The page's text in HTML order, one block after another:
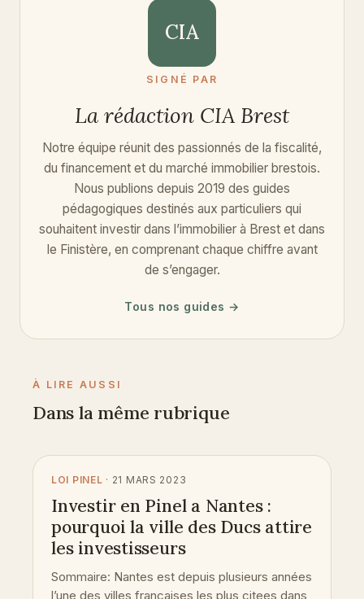
CIA
SIGNÉ PAR
La rédaction CIA Brest
Notre équipe réunit des passionnés de la fiscalité,
du financement et du marché immobilier brestois.
Nous publions depuis 2019 des guides
pédagogiques destinés aux particuliers qui
souhaitent investir dans l’immobilier à Brest et dans
le Finistère, en comprenant chaque chiffre avant
de s’engager.
Tous nos guides →
À LIRE AUSSI
Dans la même rubrique
LOI PINEL · 21 MARS 2023
Investir en Pinel a Nantes :
pourquoi la ville des Ducs attire
les investisseurs
Sommaire: Nantes est depuis plusieurs années
l’une des villes françaises les plus citees dans